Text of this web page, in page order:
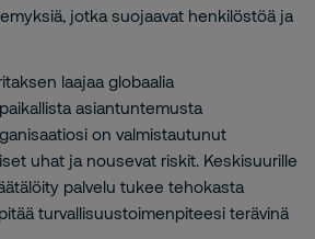
jotka suojaavat henkilöstöä ja
laajaa globaalia
asiantuntemusta
on valmistautunut
uhat ja nousevat riskit. Keskisuurille
palvelu tukee tehokasta
turvallisuustoimenpiteesi terävinä